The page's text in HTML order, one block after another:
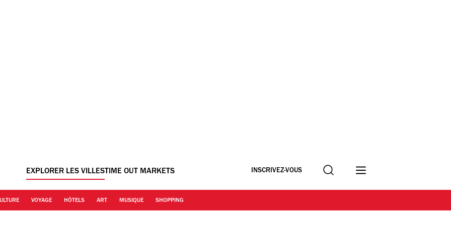
EXPLORER LES VILLESTIME OUT MARKETS INSCRIVEZ-VOUS Recherche
VOYAGE HÔTELS ART MUSIQUE SHOPPING